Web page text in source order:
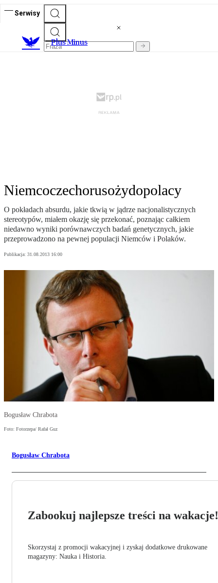
Serwisy
Plus Minus
Niemcoczechorusożydopolacy
O pokładach absurdu, jakie tkwią w jądrze nacjonalistycznych
stereotypów, miałem okazję się przekonać, poznając całkiem
niedawno wyniki porównawczych badań genetycznych, jakie
przeprowadzono na pewnej populacji Niemców i Polaków.
Publikacja: 31.08.2013 16:00
Bogusław Chrabota
Foto: Fotorzepa/ Rafał Guz
Bogusław Chrabota
Zabookuj najlepsze treści na wakacje!
Skorzystaj z promocji wakacyjnej i zyskaj dodatkowe drukowane
magazyny: Nauka i Historia.